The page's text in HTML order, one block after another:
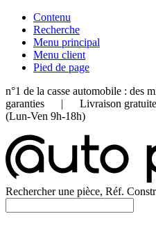
Contenu
Recherche
Menu principal
Menu client
Pied de page
n°1 de la casse automobile : des
garanties | Livraison
(Lun-Ven 9h-18h)
Rechercher une pièce, Réf.